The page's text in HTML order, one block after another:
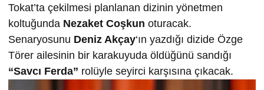
Tokat’ta çekilmesi planlanan dizinin yönetmen
koltuğunda Nezaket Coşkun oturacak.
Senaryosunu Deniz Akçay‘ın yazdığı dizide Özge
Törer ailesinin bir karakuyuda öldüğünü sandığı
“Savcı Ferda” rolüyle seyirci karşısına çıkacak.